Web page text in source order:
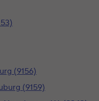
(9156)
(9159)